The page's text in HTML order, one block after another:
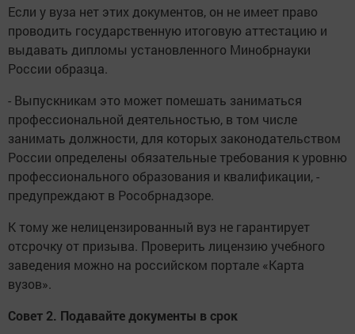
Если у вуза нет этих документов, он не имеет право
проводить государственную итоговую аттестацию и
выдавать дипломы установленного Минобрнауки
России образца.
- Выпускникам это может помешать заниматься
профессиональной деятельностью, в том числе
занимать должности, для которых законодательством
России определены обязательные требования к уровню
профессионального образования и квалификации, -
предупреждают в Рособрнадзоре.
К тому же нелицензированный вуз не гарантирует
отсрочку от призыва. Проверить лицензию учебного
заведения можно на российском портале «Карта
вузов».
Совет 2. Подавайте документы в срок